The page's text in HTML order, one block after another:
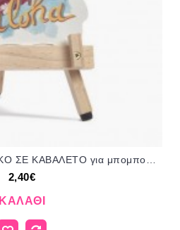
2,40€
ΚΑΛΆΘΙ